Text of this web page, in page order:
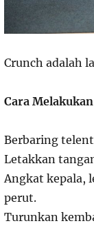
Crunch adalah
Cara
Berbaring
Letakkan
Angkat kepala,
perut.
Turunkan